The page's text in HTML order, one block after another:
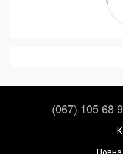
(067) 105 68
Повна